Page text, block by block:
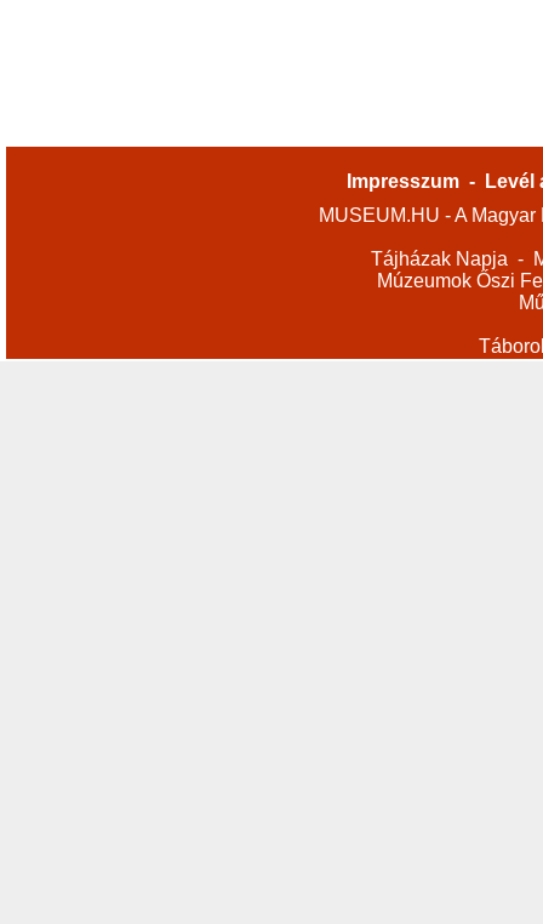
Impresszum -
Levél
MUSEUM.HU - A
Tájházak Napja -
Múzeumok Őszi